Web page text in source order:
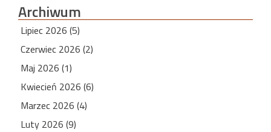
Archiwum
Lipiec 2026 (5)
Czerwiec 2026 (2)
Maj 2026 (1)
Kwiecień 2026 (6)
Marzec 2026 (4)
Luty 2026 (9)